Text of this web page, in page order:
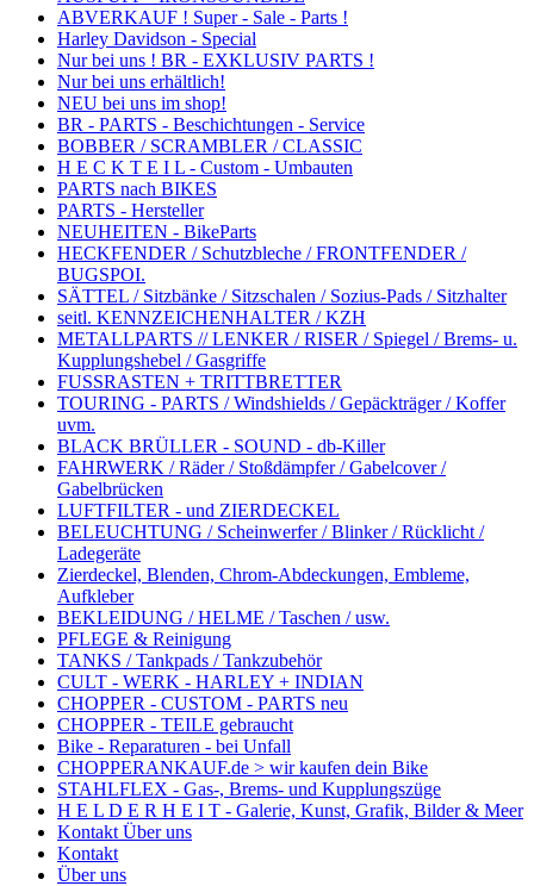
ABVERKAUF ! Super - Sale - Parts !
Harley Davidson - Special
Nur bei uns ! BR - EXKLUSIV PARTS !
Nur bei uns erhältlich!
NEU bei uns im shop!
BR - PARTS - Beschichtungen - Service
BOBBER / SCRAMBLER / CLASSIC
H E C K T E I L - Custom - Umbauten
PARTS nach BIKES
PARTS - Hersteller
NEUHEITEN - BikeParts
HECKFENDER / Schutzbleche / FRONTFENDER /
BUGSPOI.
SÄTTEL / Sitzbänke / Sitzschalen / Sozius-Pads / Sitzhalter
seitl. KENNZEICHENHALTER / KZH
METALLPARTS // LENKER / RISER / Spiegel / Brems- u.
Kupplungshebel / Gasgriffe
FUSSRASTEN + TRITTBRETTER
TOURING - PARTS / Windshields / Gepäckträger / Koffer
uvm.
BLACK BRÜLLER - SOUND - db-Killer
FAHRWERK / Räder / Stoßdämpfer / Gabelcover /
Gabelbrücken
LUFTFILTER - und ZIERDECKEL
BELEUCHTUNG / Scheinwerfer / Blinker / Rücklicht /
Ladegeräte
Zierdeckel, Blenden, Chrom-Abdeckungen, Embleme,
Aufkleber
BEKLEIDUNG / HELME / Taschen / usw.
PFLEGE & Reinigung
TANKS / Tankpads / Tankzubehör
CULT - WERK - HARLEY + INDIAN
CHOPPER - CUSTOM - PARTS neu
CHOPPER - TEILE gebraucht
Bike - Reparaturen - bei Unfall
CHOPPERANKAUF.de > wir kaufen dein Bike
STAHLFLEX - Gas-, Brems- und Kupplungszüge
H E L D E R H E I T - Galerie, Kunst, Grafik, Bilder & Meer
Kontakt Über uns
Kontakt
Über uns